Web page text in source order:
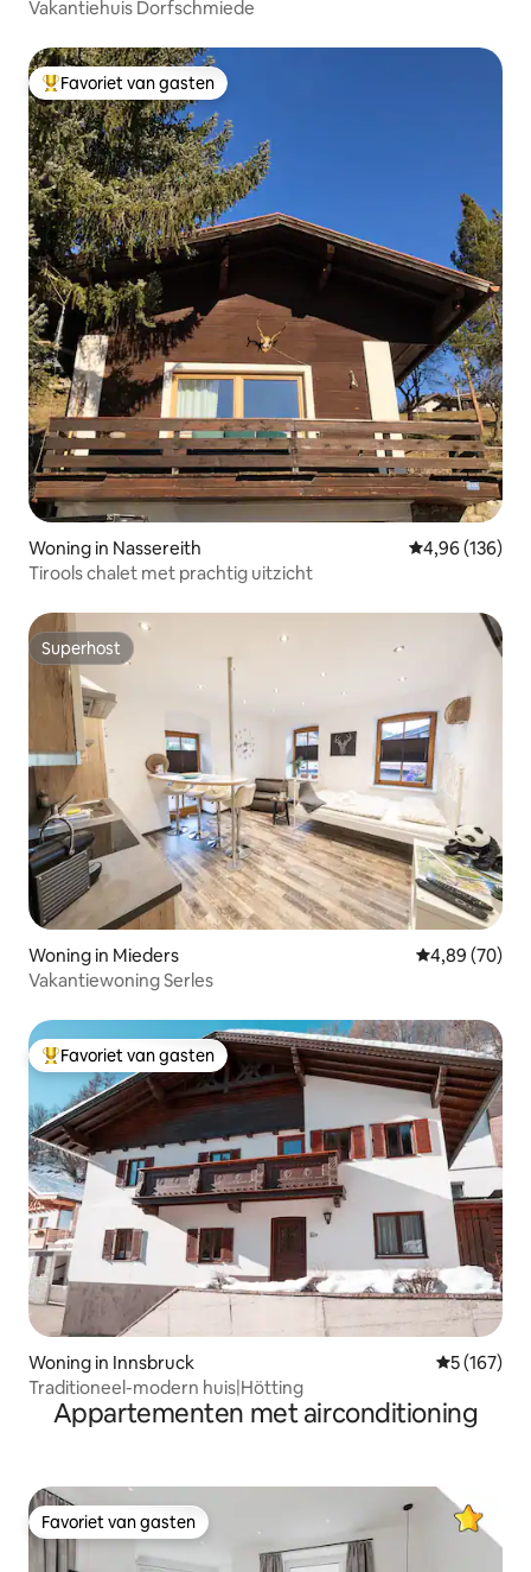
Vakantiehuis Dorfschmiede
Topfavoriet van gasten
Favoriet van gasten
Woning in Nassereith Gemiddelde
4,96 (136)
Tirools chalet met prachtig uitzicht
Superhost
Superhost
Woning in Mieders Gemiddelde
4,89 (70)
Vakantiewoning Serles
Topfavoriet van gasten
Favoriet van gasten
Woning in Innsbruck
5 (167)
Traditioneel-modern huis|Hötting
Appartementen met airconditioning
Favoriet van gasten
Favoriet van gasten